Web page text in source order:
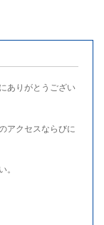
ありがとうござい
アクセスならびに
。